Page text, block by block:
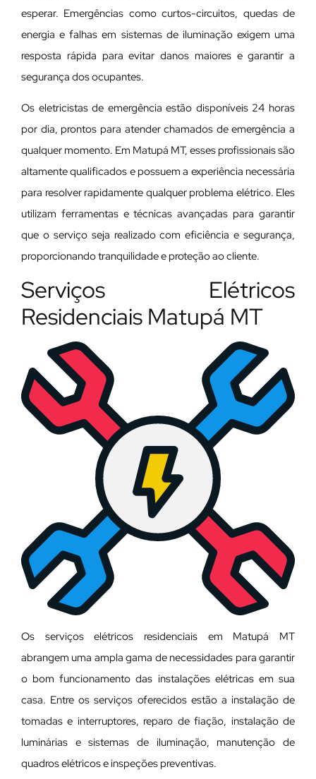
esperar. Emergências como curtos-circuitos, quedas de
energia e falhas em sistemas de iluminação exigem uma
resposta rápida para evitar danos maiores e garantir a
segurança dos ocupantes.
Os eletricistas de emergência estão disponíveis 24 horas
por dia, prontos para atender chamados de emergência a
qualquer momento. Em Matupá MT, esses profissionais são
altamente qualificados e possuem a experiência necessária
para resolver rapidamente qualquer problema elétrico. Eles
utilizam ferramentas e técnicas avançadas para garantir
que o serviço seja realizado com eficiência e segurança,
proporcionando tranquilidade e proteção ao cliente.
Serviços Elétricos
Residenciais Matupá MT
Os serviços elétricos residenciais em Matupá MT
abrangem uma ampla gama de necessidades para garantir
o bom funcionamento das instalações elétricas em sua
casa. Entre os serviços oferecidos estão a instalação de
tomadas e interruptores, reparo de fiação, instalação de
luminárias e sistemas de iluminação, manutenção de
quadros elétricos e inspeções preventivas.